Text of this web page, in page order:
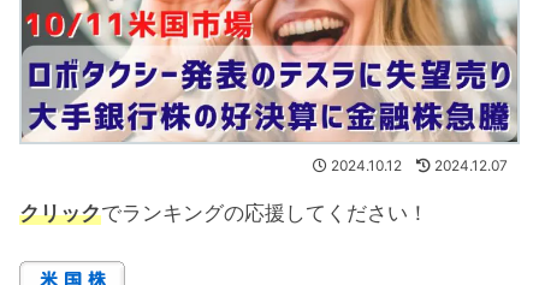
2024.10.12 2024.12.07
クリックでランキングの応援してください！